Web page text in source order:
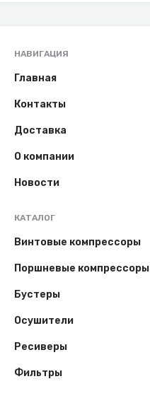
НАВИГАЦИЯ
Главная
Контакты
Доставка
О компании
Новости
КАТАЛОГ
Винтовые компрессоры
Поршневые компрессоры
Бустеры
Осушители
Ресиверы
Фильтры